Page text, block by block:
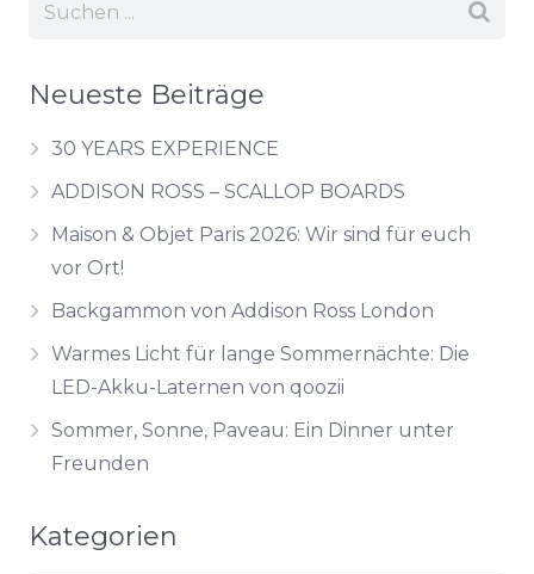
Neueste Beiträge
30 YEARS EXPERIENCE
ADDISON ROSS – SCALLOP BOARDS
Maison & Objet Paris 2026: Wir sind für euch
vor Ort!
Backgammon von Addison Ross London
Warmes Licht für lange Sommernächte: Die
LED-Akku-Laternen von qoozii
Sommer, Sonne, Paveau: Ein Dinner unter
Freunden
Kategorien